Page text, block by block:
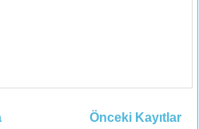
Önceki Kayıtlar